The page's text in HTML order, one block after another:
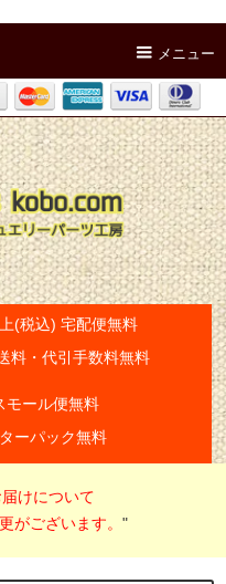
メニュー
(税込) 宅配便無料
料・代引手数料無料
モール便無料
ーパック無料
けについて
がございます。"